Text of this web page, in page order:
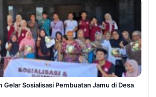
Gelar Sosialisasi Pembuatan Jamu di Desa